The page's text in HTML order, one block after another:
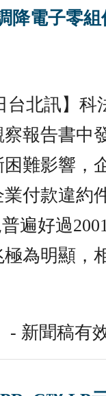
降電子零
台北訊】
報告書中
難影響，
付款違約
遍好過
為明顯，
- 新聞稿有